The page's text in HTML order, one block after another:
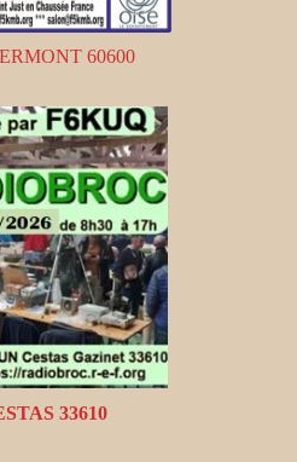
60600
33610